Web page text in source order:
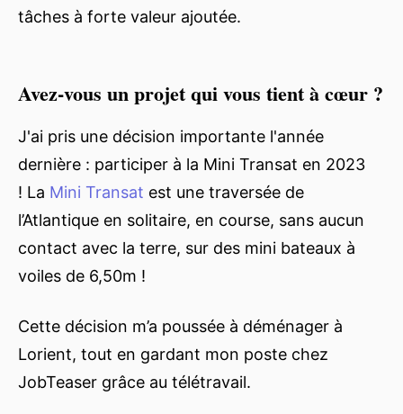
tâches à forte valeur ajoutée.
Avez-vous un projet qui vous tient à cœur ?
J'ai pris une décision importante l'année
dernière : participer à la Mini Transat en 2023
! La Mini Transat est une traversée de
l’Atlantique en solitaire, en course, sans aucun
contact avec la terre, sur des mini bateaux à
voiles de 6,50m !
Cette décision m’a poussée à déménager à
Lorient, tout en gardant mon poste chez
JobTeaser grâce au télétravail.